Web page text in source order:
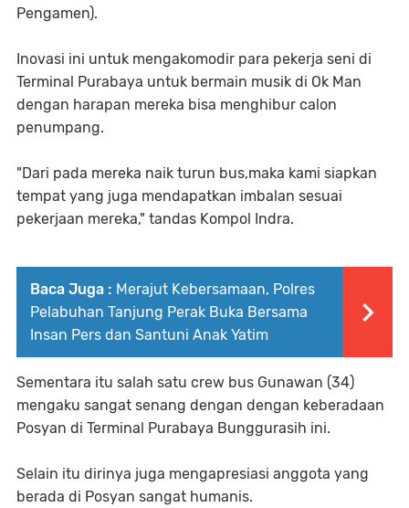
Pengamen).
Inovasi ini untuk mengakomodir para pekerja seni di
Terminal Purabaya untuk bermain musik di Ok Man
dengan harapan mereka bisa menghibur calon
penumpang.
"Dari pada mereka naik turun bus,maka kami siapkan
tempat yang juga mendapatkan imbalan sesuai
pekerjaan mereka," tandas Kompol Indra.
Baca Juga : Merajut Kebersamaan, Polres
Pelabuhan Tanjung Perak Buka Bersama
Insan Pers dan Santuni Anak Yatim
Sementara itu salah satu crew bus Gunawan (34)
mengaku sangat senang dengan dengan keberadaan
Posyan di Terminal Purabaya Bunggurasih ini.
Selain itu dirinya juga mengapresiasi anggota yang
berada di Posyan sangat humanis.